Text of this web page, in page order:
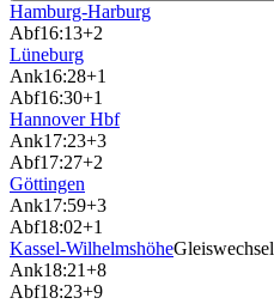
Hamburg-Harburg
Abf16:13+2
Lüneburg
Ank16:28+1
Abf16:30+1
Hannover Hbf
Ank17:23+3
Abf17:27+2
Göttingen
Ank17:59+3
Abf18:02+1
Kassel-WilhelmshöheGleiswechsel
Ank18:21+8
Abf18:23+9